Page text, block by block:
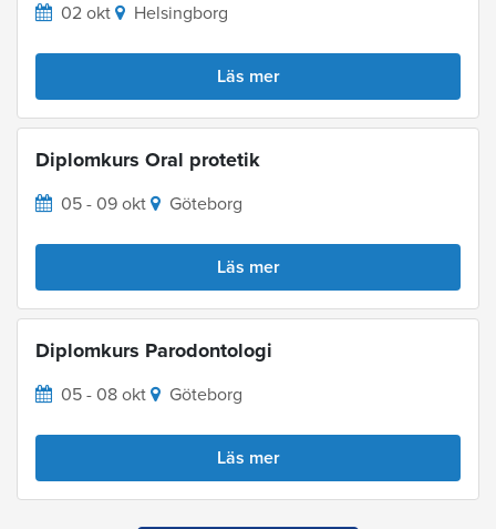
02 okt Helsingborg
Läs mer
Diplomkurs Oral protetik
05 - 09 okt Göteborg
Läs mer
Diplomkurs Parodontologi
05 - 08 okt Göteborg
Läs mer